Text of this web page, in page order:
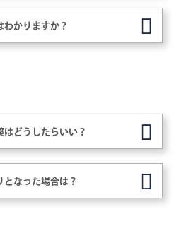
わかりますか？
はどうしたらいい？
となった場合は？